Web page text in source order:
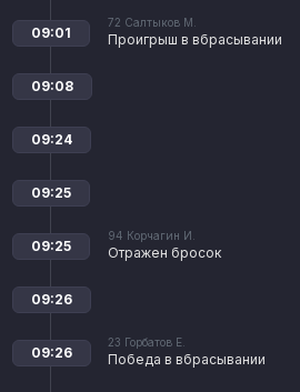
72 Салтыков М.
Проигрыш в вбрасывании
09:01
09:08
09:24
09:25
94 Корчагин И.
Отражен бросок
09:25
09:26
23 Горбатов Е.
Победа в вбрасывании
09:26